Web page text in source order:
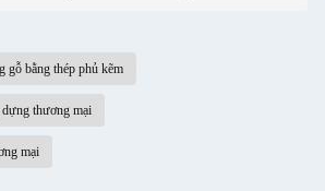
gỗ bằng thép phủ kẽm
thương mại
mại